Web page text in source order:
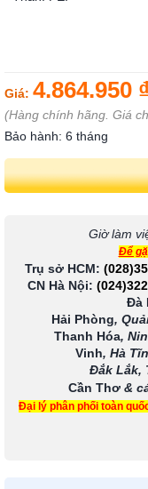
Giá: 4.864.950
(Hàng chính hãng. Giá
Bảo hành: 6 tháng
Giờ làm
Để
Trụ sở HCM:
CN Hà Nội:
Đà
Hải Phòng,
Thanh Hóa,
Vinh, Hà
Đắk Lắk,
Cần Thơ &
Đại lý phân phối toàn